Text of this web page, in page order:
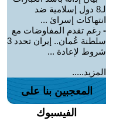
لـ8 دول إسلامية ضد
انتهاكات إسرائ ...
- رغم تقدم المفاوضات مع
سلطنة عُمان.. إيران تحدد 3
شروط لإعادة ...
المزيد.....
المعجبين بنا على
الفيسبوك